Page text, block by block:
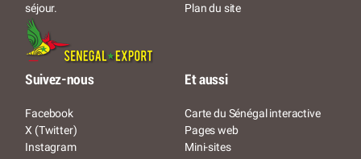
séjour.
Plan du site
Suivez-nous
Facebook
X (Twitter)
Instagram
Et aussi
Carte du Sénégal interactive
Pages web
Mini-sites